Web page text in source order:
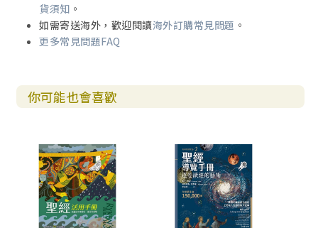
貨須知 。
如需寄送海外，歡迎閱讀海外訂購常見問題 。
更多常見問題FAQ
你可能也會喜歡